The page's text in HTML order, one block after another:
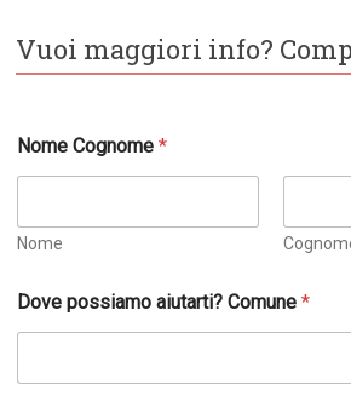
Vuoi maggiori info?
Nome Cognome*
Nome
Dove possiamo aiutarti? Comune*